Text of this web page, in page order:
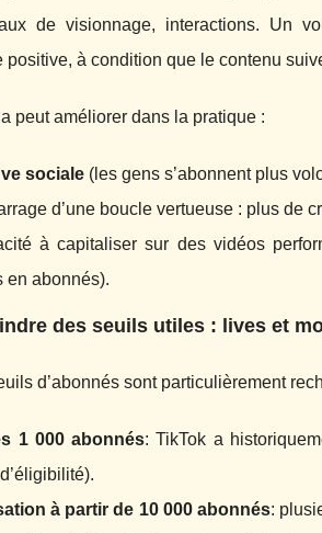
de visionnage, interactions. Un
positive, à condition que le contenu
peut améliorer dans la pratique :
sociale (les gens s’abonnent plus
d’une boucle vertueuse : plus
à capitaliser sur des vidéos
en abonnés).
des seuils utiles : lives et
d’abonnés sont particulièrement
1 000 abonnés: TikTok a
à partir de 10 000 abonnés: